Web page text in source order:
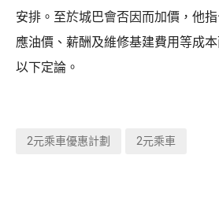
安排。至於城巴會否因而加價，他
應油價、薪酬及維修基建費用等成
以下定論。
2元乘車優惠計劃 2元乘車